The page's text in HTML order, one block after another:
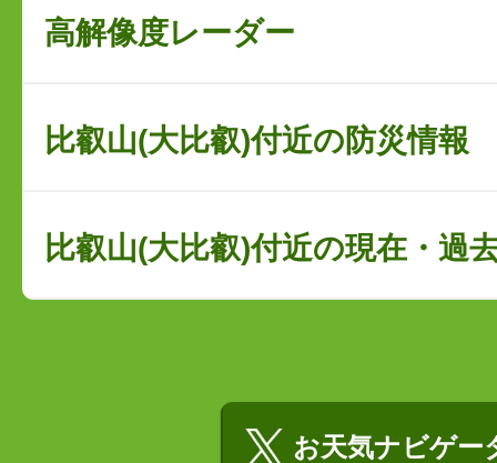
高解像度レーダー
比叡山(大比叡)付近の防災情報
比叡山(大比叡)付近の現在・過
お天気ナビゲー